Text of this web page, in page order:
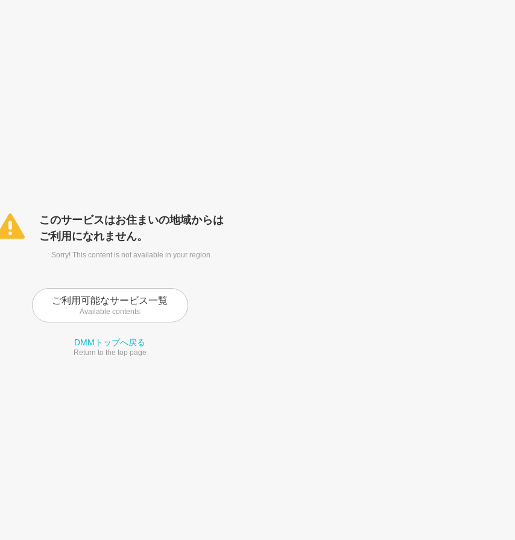
このサービスはお住まいの地域からは
ご利用になれません。
Sorry! This content is not available in your region.
ご利用可能なサービス一覧
Available contents
DMMトップへ戻る
Return to the top page